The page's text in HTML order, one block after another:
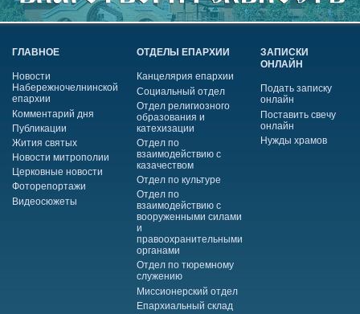
ГЛАВНОЕ
Новости
Набережночелнинской
епархии
Комментарий дня
Публикации
Жития святых
Новости митрополии
Церковные новости
Фоторепортажи
Видеосюжеты
ОТДЕЛЫ ЕПАРХИИ
Канцелярия епархии
Социальный отдел
Отдел религиозного
образования и
катехизации
Отдел по
взаимодействию с
казачеством
Отдел по культуре
Отдел по
взаимодействию с
вооруженными силами
и
правоохранительными
органами
Отдел по тюремному
служению
Миссионерский отдел
Епархиальный склад
ЗАПИСКИ
ОНЛАЙН
Подать записку
онлайн
Поставить свечу
онлайн
Нужды храмов